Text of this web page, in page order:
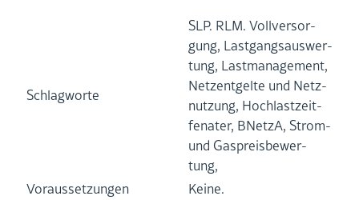
Schlag­wor­te
SLP. RLM. Voll­ver­sor­
gung, Last­gangs­aus­wer­
tung, Last­ma­nage­ment,
Netz­ent­gel­te und Netz­
nut­zung, Hoch­last­zeit­
fe­na­ter, BNetzA, Strom-
und Gas­preis­be­wer­
tung,
Vor­aus­set­zun­gen
Keine.